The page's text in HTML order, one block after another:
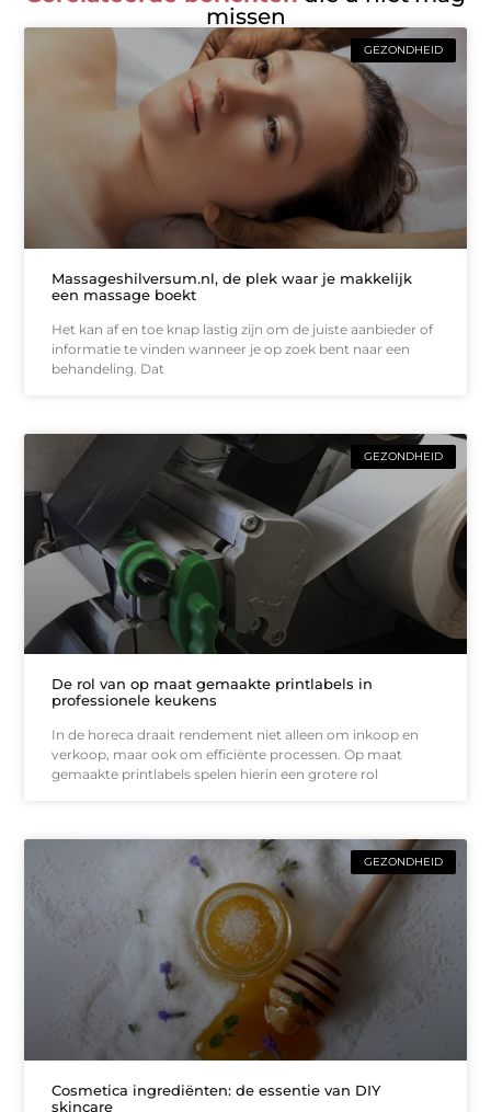
missen
GEZONDHEID
Massageshilversum.nl, de plek waar je makkelijk
een massage boekt
Het kan af en toe knap lastig zijn om de juiste aanbieder of
informatie te vinden wanneer je op zoek bent naar een
behandeling. Dat
GEZONDHEID
De rol van op maat gemaakte printlabels in
professionele keukens
In de horeca draait rendement niet alleen om inkoop en
verkoop, maar ook om efficiënte processen. Op maat
gemaakte printlabels spelen hierin een grotere rol
GEZONDHEID
Cosmetica ingrediënten: de essentie van DIY
skincare